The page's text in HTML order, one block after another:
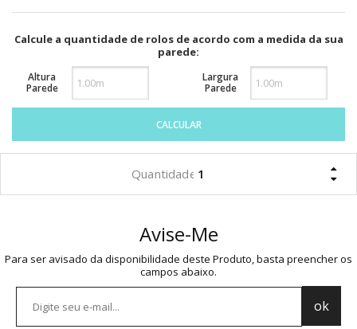
Calcule a quantidade de rolos de acordo com a medida da sua
parede:
Altura
Parede
Largura
Parede
CALCULAR
Avise-Me
Para ser avisado da disponibilidade deste Produto, basta preencher os
campos abaixo.